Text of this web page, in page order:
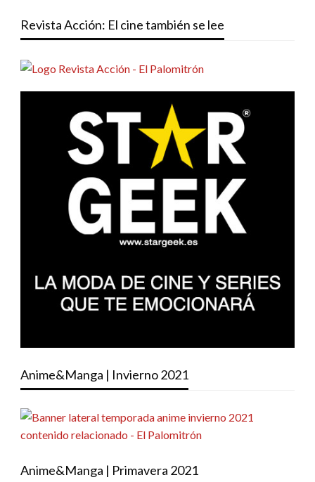
Revista Acción: El cine también se lee
Anime&Manga | Invierno 2021
Anime&Manga | Primavera 2021